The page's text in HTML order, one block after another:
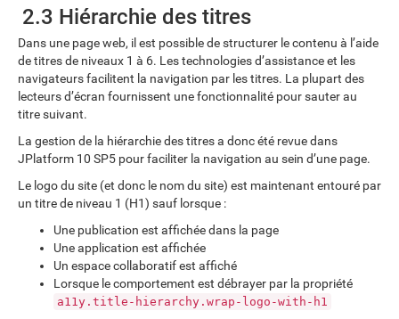
2.3 Hiérarchie des titres
Dans une page web, il est possible de structurer le contenu à l’aide
de titres de niveaux 1 à 6. Les technologies d’assistance et les
navigateurs facilitent la navigation par les titres. La plupart des
lecteurs d’écran fournissent une fonctionnalité pour sauter au
titre suivant.
La gestion de la hiérarchie des titres a donc été revue dans
JPlatform 10 SP5 pour faciliter la navigation au sein d’une page.
Le logo du site (et donc le nom du site) est maintenant entouré par
un titre de niveau 1 (H1) sauf lorsque :
Une publication est affichée dans la page
Une application est affichée
Un espace collaboratif est affiché
Lorsque le comportement est débrayer par la propriété
a11y.title-hierarchy.wrap-logo-with-h1